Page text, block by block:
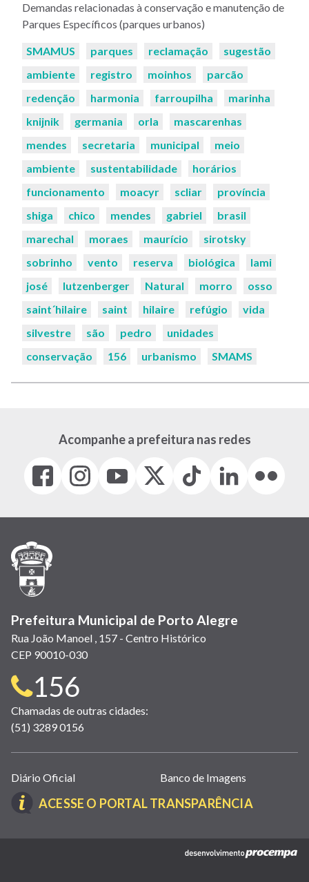
Demandas relacionadas à conservação e manutenção de
Parques Específicos (parques urbanos)
Palavras-
SMAMUS parques reclamação
sugestão
ambiente
registro moinhos
parcão
redenção
harmonia farroupilha
marinha
knijnik
germania orla
mascarenhas
mendes
secretaria municipal
meio
ambiente
sustentabilidade
horários
funcionamento
moacyr scliar
província
shiga
chico mendes gabriel
brasil
marechal
moraes maurício
sirotsky
sobrinho
vento reserva biológica
lami
josé
lutzenberger Natural morro
osso
saint´hilaire
saint hilaire refúgio
vida
silvestre
são pedro
unidades
conservação
156 urbanismo SMAMS
Acompanhe a prefeitura nas redes
Facebook
(link
em
janela)
Instagram
(link
em
(link
em
(Antigo
(link
Tiktok
(link
em
LinkedIn
(link
em
(link
em
Prefeitura Municipal de Porto Alegre
Rua João Manoel , 157 - Centro Histórico
CEP 90010-030
Telefone
para
contato:
156
Chamadas de outras cidades:
(51) 3289 0156
Links
úteis
(abrem
nova
Diário Oficial Banco de Imagens
ACESSE O PORTAL TRANSPARÊNCIA(LINK
EM
NOVA